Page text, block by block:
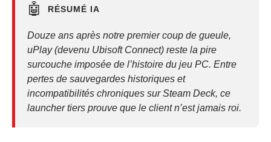
🤖 RÉSUMÉ IA
Douze ans après notre premier coup de gueule,
uPlay (devenu Ubisoft Connect) reste la pire
surcouche imposée de l’histoire du jeu PC. Entre
pertes de sauvegardes historiques et
incompatibilités chroniques sur Steam Deck, ce
launcher tiers prouve que le client n’est jamais roi.